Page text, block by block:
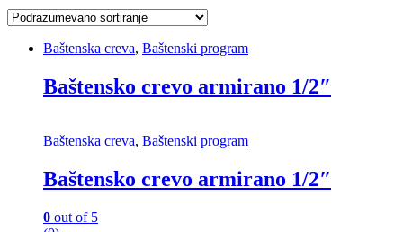
Baštenska creva, Baštenski program
Baštensko crevo armirano 1/2″
Baštenska creva, Baštenski program
Baštensko crevo armirano 1/2″
0 out of 5